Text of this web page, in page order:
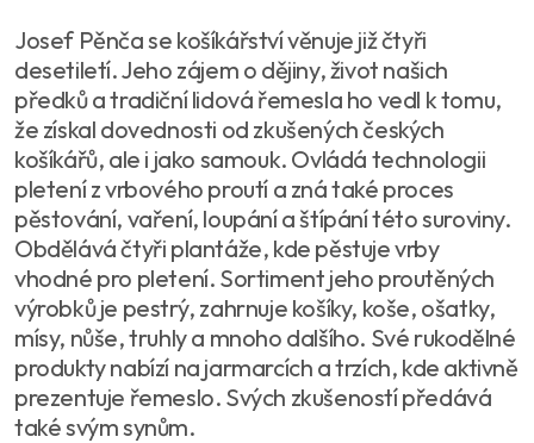
Josef Pěnča se košíkářství věnuje již čtyři
desetiletí. Jeho zájem o dějiny, život našich
předků a tradiční lidová řemesla ho vedl k tomu,
že získal dovednosti od zkušených českých
košíkářů, ale i jako samouk. Ovládá technologii
pletení z vrbového proutí a zná také proces
pěstování, vaření, loupání a štípání této suroviny.
Obdělává čtyři plantáže, kde pěstuje vrby
vhodné pro pletení. Sortiment jeho proutěných
výrobků je pestrý, zahrnuje košíky, koše, ošatky,
mísy, nůše, truhly a mnoho dalšího. Své rukodělné
produkty nabízí na jarmarcích a trzích, kde aktivně
prezentuje řemeslo. Svých zkušeností předává
také svým synům.